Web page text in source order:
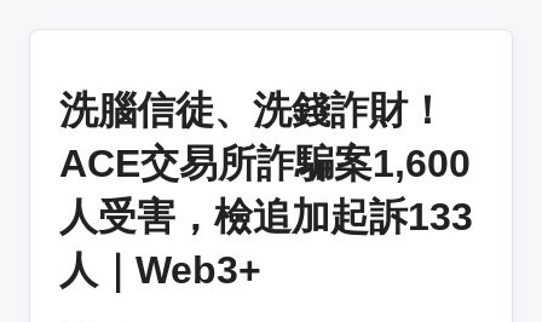
洗腦信徒、洗錢詐財！
ACE交易所詐騙案1,600
人受害，檢追加起訴133
人｜Web3+